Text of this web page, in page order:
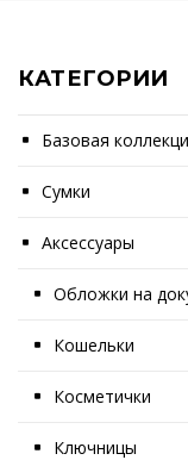
КАТЕГОРИИ
Базовая
Сумки
Аксессуары
Обложки на
Кошельки
Косметички
Ключницы